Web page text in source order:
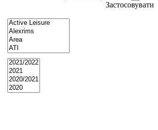
Застосовувати